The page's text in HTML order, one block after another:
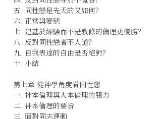
五. 同性戀是先天的又如何？
六. 正常與變態
七. 建基於經驗而不是教條的倫理更優勝？
八. 反對同性戀者不人道？
九. 自我表達的自由是否絕對？
十. 小結
第七章 從神學角度看同性戀
一. 神本倫理與人本倫理的張力
二. 神本倫理的要旨
三. 面對同志運動